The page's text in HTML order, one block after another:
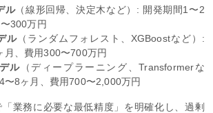
ル（線形回帰、決定木など）: 開発期間1〜2
300万円
ル（ランダムフォレスト、XGBoostなど）:
月、費用300〜700万円
ル （ディープラーニング、Transformerな
〜8ヶ月、費用700〜2,000万円
業務に必要な最低精度」を明確化し、過剰